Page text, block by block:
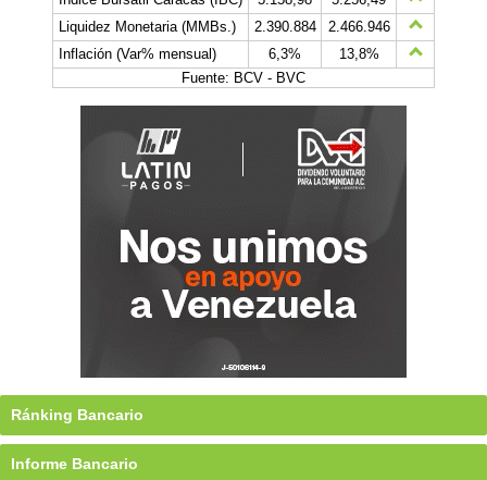
Liquidez Monetaria (MMBs.)
2.390.884
2.466.946
Inflación (Var% mensual)
6,3%
13,8%
Fuente: BCV - BVC
Ránking Bancario
Informe Bancario